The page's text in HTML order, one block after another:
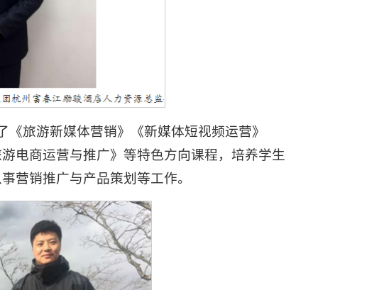
旅游新媒体营销》《新媒体短视频运营》
电商运营与推广》等特色方向课程，培养学生
营销推广与产品策划等工作。